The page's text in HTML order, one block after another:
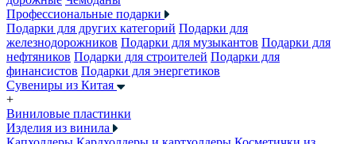
Профессиональные подарки
Подарки для других категорий Подарки для
железнодорожников Подарки для музыкантов Подарки для
нефтяников Подарки для строителей Подарки для
финансистов Подарки для энергетиков
Сувениры из Китая
+
Виниловые пластинки
Изделия из винила